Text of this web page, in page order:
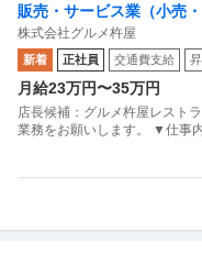
販売・サービス業（小売・
株式会社グルメ杵屋
新着 正社員 交通費支給
月給23万円〜35万円
店長候補：グルメ杵屋レスト
業務をお願いします。 ▼仕事